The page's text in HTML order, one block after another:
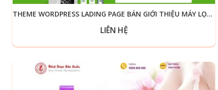
THEME WORDPRESS LADING PAGE BÁN GIỚI THIỆU MÁY LỌC NƯỚC
LIÊN HỆ